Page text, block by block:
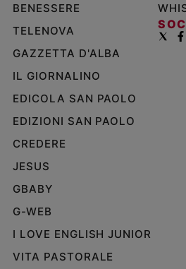
BENESSERE
TELENOVA
GAZZETTA D'ALBA
IL GIORNALINO
EDICOLA SAN PAOLO
EDIZIONI SAN PAOLO
CREDERE
JESUS
GBABY
G-WEB
I LOVE ENGLISH JUNIOR
VITA PASTORALE